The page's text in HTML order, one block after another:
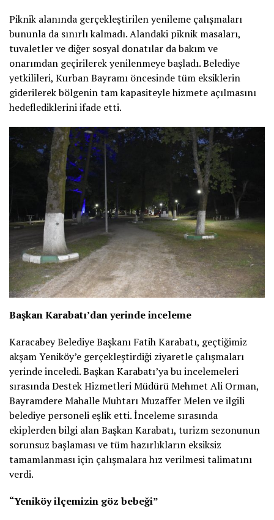
Piknik alanında gerçekleştirilen yenileme çalışmaları
bununla da sınırlı kalmadı. Alandaki piknik masaları,
tuvaletler ve diğer sosyal donatılar da bakım ve
onarımdan geçirilerek yenilenmeye başladı. Belediye
yetkilileri, Kurban Bayramı öncesinde tüm eksiklerin
giderilerek bölgenin tam kapasiteyle hizmete açılmasını
hedeflediklerini ifade etti.
Başkan Karabatı’dan yerinde inceleme
Karacabey Belediye Başkanı Fatih Karabatı, geçtiğimiz
akşam Yeniköy’e gerçekleştirdiği ziyaretle çalışmaları
yerinde inceledi. Başkan Karabatı’ya bu incelemeleri
sırasında Destek Hizmetleri Müdürü Mehmet Ali Orman,
Bayramdere Mahalle Muhtarı Muzaffer Melen ve ilgili
belediye personeli eşlik etti. İnceleme sırasında
ekiplerden bilgi alan Başkan Karabatı, turizm sezonunun
sorunsuz başlaması ve tüm hazırlıkların eksiksiz
tamamlanması için çalışmalara hız verilmesi talimatını
verdi.
“Yeniköy ilçemizin göz bebeği”